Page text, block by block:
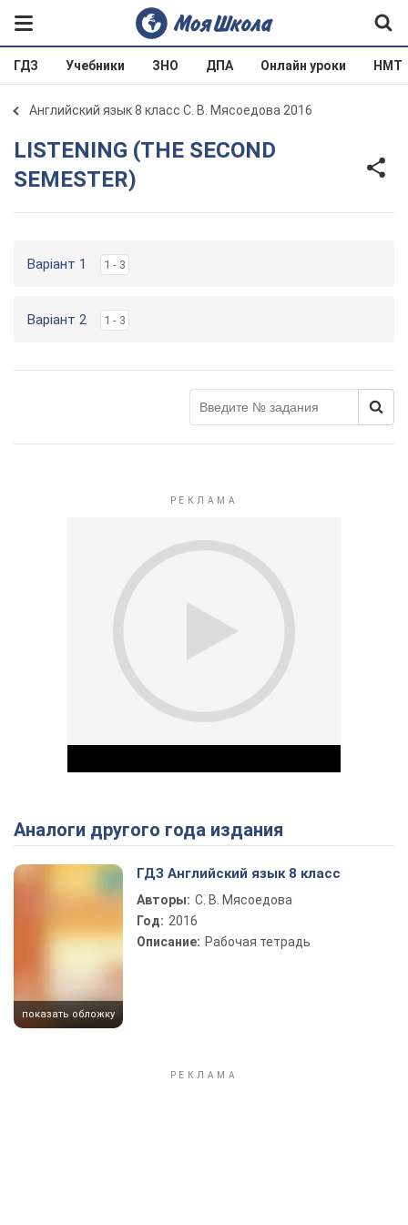
ГДЗ Учебники ЗНО ДПА Онлайн уроки НМТ
Английский язык 8 класс С. В. Мясоедова 2016
LISTENING (THE SECOND
SEMESTER)
Варіант 1 1 - 3
Варіант 2 1 - 3
Play Video
Аналоги другого года издания
показать обложку
ГДЗ Английский язык 8 класс
Авторы: С. В. Мясоедова
Год: 2016
Описание: Рабочая тетрадь